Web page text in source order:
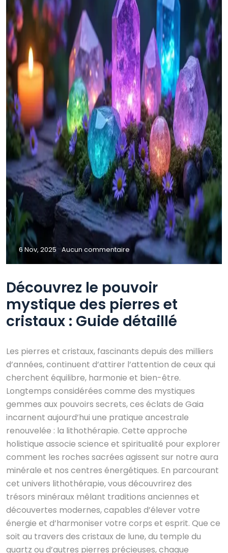
6 Nov, 2025 Aucun commentaire
Découvrez le pouvoir
mystique des pierres et
cristaux : Guide détaillé
Les pierres et cristaux, fascinants depuis des milliers
d’années, continuent d’attirer l’attention de ceux qui
cherchent équilibre, harmonie et bien-être.
Longtemps considérées comme des mystiques
gemmes aux pouvoirs secrets, ces éclats de Gaia
incarnent aujourd’hui une pratique ancestrale
renouvelée : la lithothérapie. Cette approche
holistique associe science et spiritualité pour explorer
comment les roches sacrées agissent sur notre aura
minérale et nos centres énergétiques. En parcourant
cet univers lithothérapie, vous découvrirez des
trésors minéraux mêlant traditions anciennes et
découvertes modernes, capables d’élever votre
énergie et d’harmoniser votre corps et esprit. Que ce
soit au travers des cristaux de lune, du temple du
quartz ou d’autres pierres précieuses, chaque